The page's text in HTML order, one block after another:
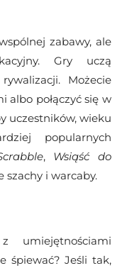
zabawy, ale
Gry uczą
Możecie
albo połączyć się w
uczestników, wieku
popularnych
, Wsiąść do
szachy i warcaby.
umiejętnościami
śpiewać? Jeśli tak,